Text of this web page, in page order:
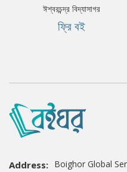
ঈশ্বরচন্দ্র বিদ্যাসাগর
ফ্রি বই
Address: Boighor Global